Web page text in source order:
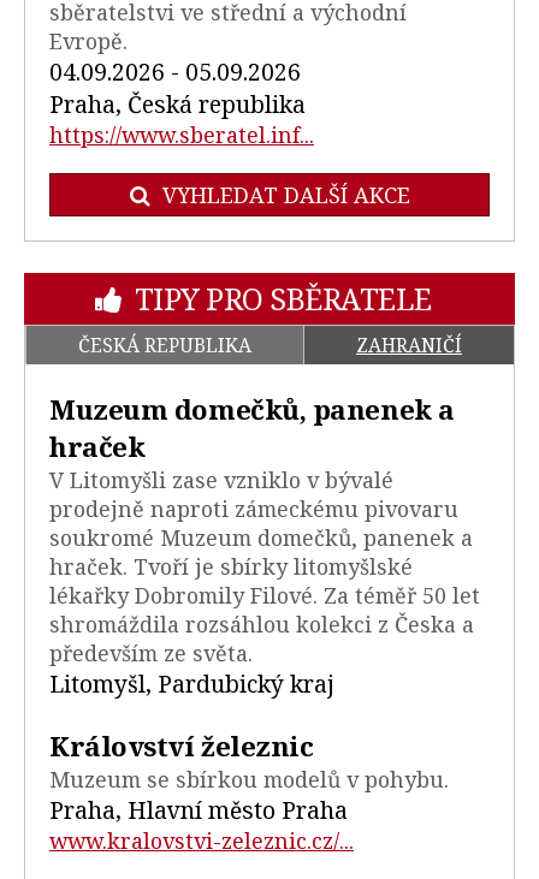
sběratelstvi ve střední a východní
Evropě.
04.09.2026 - 05.09.2026
Praha, Česká republika
https://www.sberatel.inf...
VYHLEDAT DALŠÍ AKCE
TIPY PRO SBĚRATELE
ČESKÁ REPUBLIKA ZAHRANIČÍ
Muzeum domečků, panenek a
hraček
V Litomyšli zase vzniklo v bývalé
prodejně naproti zámeckému pivovaru
soukromé Muzeum domečků, panenek a
hraček. Tvoří je sbírky litomyšlské
lékařky Dobromily Filové. Za téměř 50 let
shromáždila rozsáhlou kolekci z Česka a
především ze světa.
Litomyšl, Pardubický kraj
Království železnic
Muzeum se sbírkou modelů v pohybu.
Praha, Hlavní město Praha
www.kralovstvi-zeleznic.cz/...